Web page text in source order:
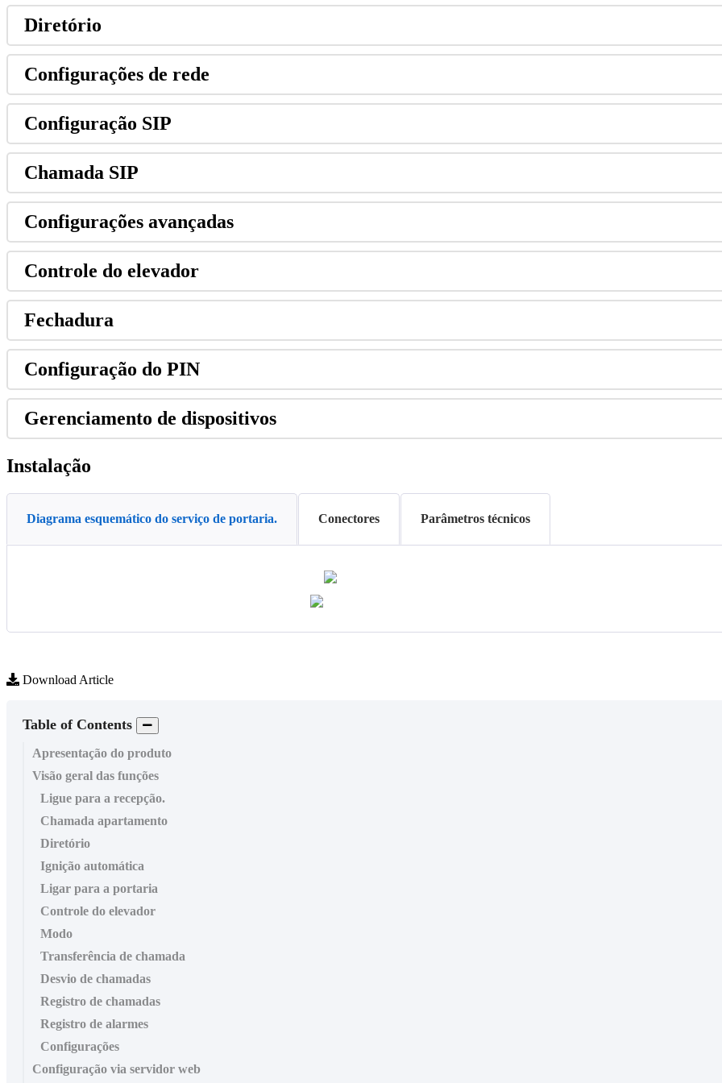
Diretório
Configurações de rede
Configuração SIP
Chamada SIP
Configurações avançadas
Controle do elevador
Fechadura
Configuração do PIN
Gerenciamento de dispositivos
Instalação
Diagrama esquemático do serviço de portaria. Conectores Parâmetros técnicos
Download Article
Table of Contents
Apresentação do produto
Visão geral das funções
Ligue para a recepção.
Chamada apartamento
Diretório
Ignição automática
Ligar para a portaria
Controle do elevador
Modo
Transferência de chamada
Desvio de chamadas
Registro de chamadas
Registro de alarmes
Configurações
Configuração via servidor web